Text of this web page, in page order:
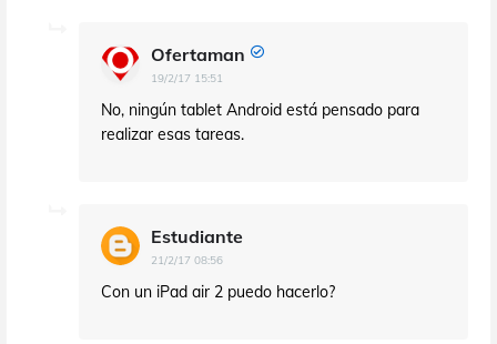
Ofertaman
19/2/17 15:51
No, ningún tablet Android está pensado para
realizar esas tareas.
Estudiante
21/2/17 08:56
Con un iPad air 2 puedo hacerlo?